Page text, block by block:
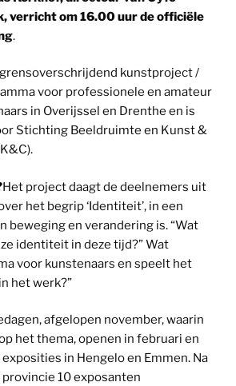
verricht om 16.00 uur de officiële
.
kunstproject /
voor professionele en amateur
in Overijssel en Drenthe en is
Stichting Beeldruimte en Kunst &
Het project daagt de deelnemers uit
het begrip ‘Identiteit’, in een
beweging en verandering is. “Wat
identiteit in deze tijd?” Wat
voor kunstenaars en speelt het
het werk?”
afgelopen november, waarin
het thema, openen in februari en
in Hengelo en Emmen. Na
10 exposanten